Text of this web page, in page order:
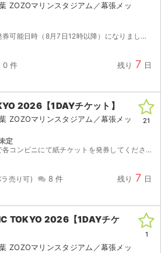
ZOZOマリンスタジアム／幕張メッ
ックプラス（速達扱い）にて発送させていただきます。通常、発送日の翌日には到着いたします。 サマソニは雨天決行、...
0 件 残り 7 日
2026【1DAYチケット】
ZOZOマリンスタジアム／幕張メッ
定
座席は紙チケットを発券してみないと分かりませんのでご検討宜しくお願い致します。 詳細 出演： 8.14fri-Tokyo...
8 件 残り 7 日
21
TOKYO 2026【1DAYチケ
ZOZOマリンスタジアム／幕張メッ
1